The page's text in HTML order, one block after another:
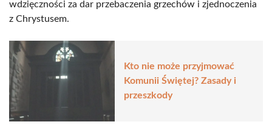
wdzięczności za dar przebaczenia grzechów i zjednoczenia
z Chrystusem.
Kto nie może przyjmować
Komunii Świętej? Zasady i
przeszkody